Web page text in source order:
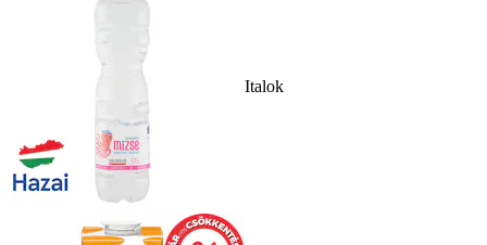
Italok